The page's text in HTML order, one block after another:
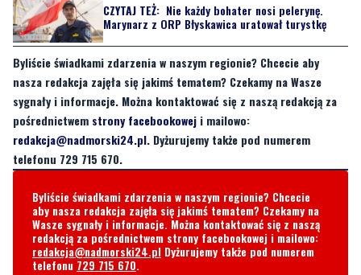
CZYTAJ TEŻ: Nie każdy bohater nosi pelerynę.
Marynarz z ORP Błyskawica uratował turystkę
Byliście świadkami zdarzenia w naszym regionie? Chcecie aby
nasza redakcja zajęła się jakimś tematem? Czekamy na Wasze
sygnały i informacje. Można kontaktować się z naszą redakcją za
pośrednictwem strony facebookowej i mailowo:
redakcja@nadmorski24.pl. Dyżurujemy także pod numerem
telefonu 729 715 670.
Byliście świadkami zdarzenia w naszym regionie? Chcecie
aby nasza redakcja zajęła się jakimś tematem? Czekamy na
Wasze sygnały i informacje. Można kontaktować się z naszą
redakcją za pośrednictwem strony facebookowej i mailowo:
redakcja@nadmorski24.pl Dyżurujemy także pod numerem
telefonu 729 715 670.